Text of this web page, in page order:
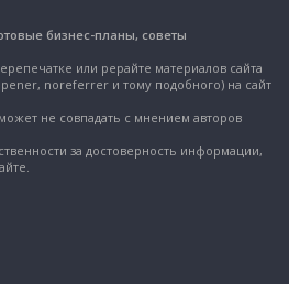
бизнес-планы, советы
или рерайте материалов сайта
noreferrer и тому подобного) на сайт
не совпадать с мнением авторов
за достоверность информации,